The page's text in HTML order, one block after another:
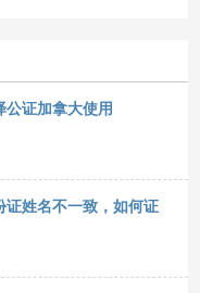
公证加拿大使用
证姓名不一致，如何证